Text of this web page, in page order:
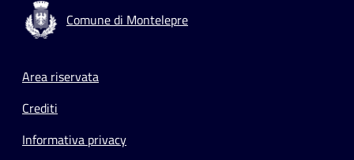
Comune di Montelepre
Footer menu
Area riservata
Crediti
Informativa privacy